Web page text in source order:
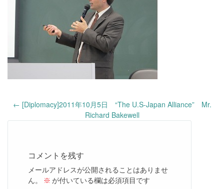
Post
← [Diplomacy]2011年10月5日 “The U.S-Japan Alliance” Mr.
Richard Bakewell
コメントを残す
メールアドレスが公開されることはありませ
ん。
※ が付いている欄は必須項目です